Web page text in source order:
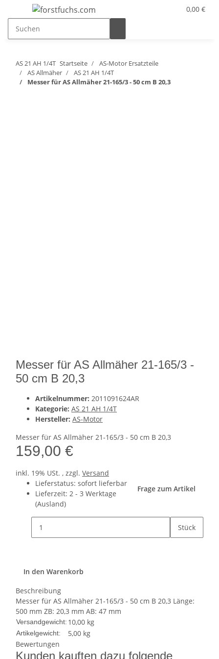
0,00 €
AS 21 AH 1/4T Startseite
AS-Motor Ersatzteile
AS Allmäher
AS 21 AH 1/4T
Messer für AS Allmäher 21-165/3 - 50 cm B 20,3
Messer für AS Allmäher 21-165/3 -
50 cm B 20,3
Artikelnummer: 2011091624AR
Kategorie: AS 21 AH 1/4T
Hersteller: AS-Motor
Messer für AS Allmäher 21-165/3 - 50 cm B 20,3
159,00 €
inkl. 19% USt. , zzgl. Versand
Lieferstatus: sofort lieferbar
Lieferzeit: 2 - 3 Werktage
(Ausland)
Frage zum Artikel
Stück
In den Warenkorb
Beschreibung
Messer für AS Allmäher 21-165/3 - 50 cm B 20,3 Länge:
500 mm ZB: 20,3 mm AB: 47 mm
Versandgewicht: 10,00 kg
Artikelgewicht: 5,00 kg
Bewertungen
Kunden kauften dazu folgende